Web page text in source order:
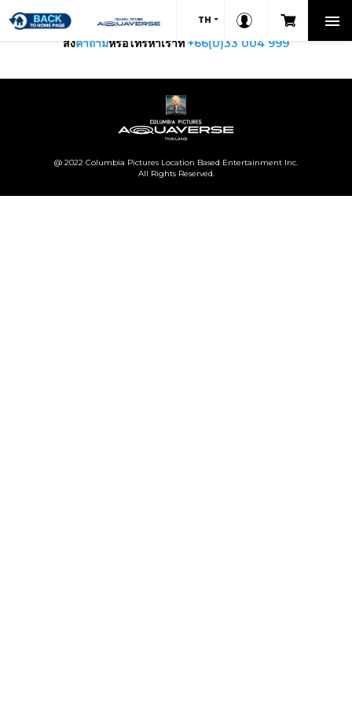
TH
ต้องการความช่วยเหลือ?
ส่งคำถามหรือโทรหาเราที่ +66(0)33 004 999
@ 2022 Columbia Pictures Location Based Entertainment Inc.
All Rights Reserved.